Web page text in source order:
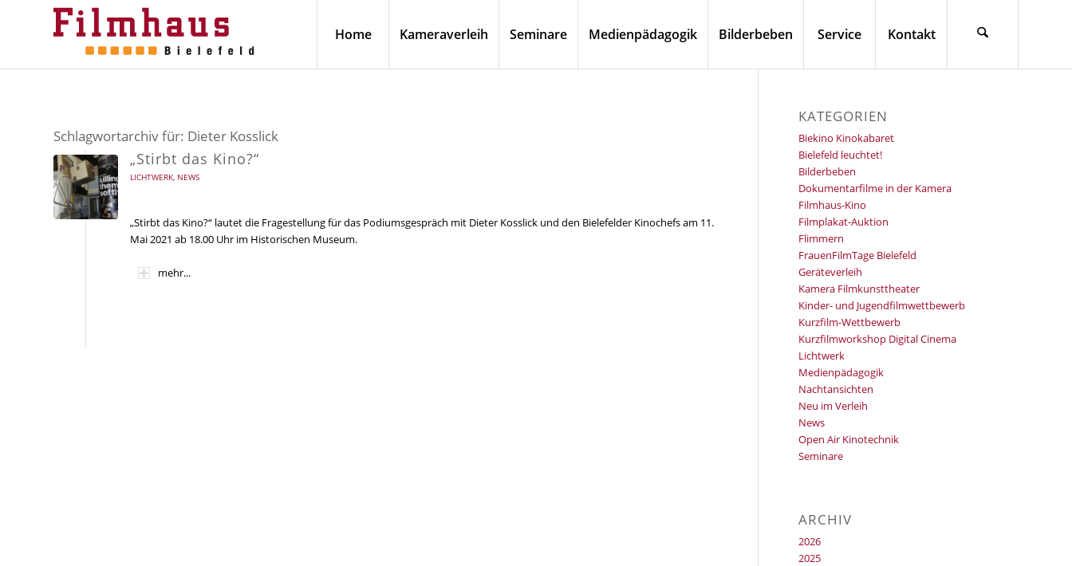
Home Kameraverleih Seminare Medienpädagogik Bilderbeben Service Kontakt
Schlagwortarchiv für: Dieter Kosslick
„Stirbt das Kino?“
LICHTWERK, NEWS
„Stirbt das Kino?“ lautet die Fragestellung für das Podiumsgespräch mit Dieter Kosslick und den Bielefelder Kinochefs am 11.
Mai 2021 ab 18.00 Uhr im Historischen Museum.
mehr...
KATEGORIEN
Biekino Kinokabaret
Bielefeld leuchtet!
Bilderbeben
Dokumentarfilme in der Kamera
Filmhaus-Kino
Filmplakat-Auktion
Flimmern
FrauenFilmTage Bielefeld
Geräteverleih
Kamera Filmkunsttheater
Kinder- und Jugendfilmwettbewerb
Kurzfilm-Wettbewerb
Kurzfilmworkshop Digital Cinema
Lichtwerk
Medienpädagogik
Nachtansichten
Neu im Verleih
News
Open Air Kinotechnik
Seminare
ARCHIV
2026
2025